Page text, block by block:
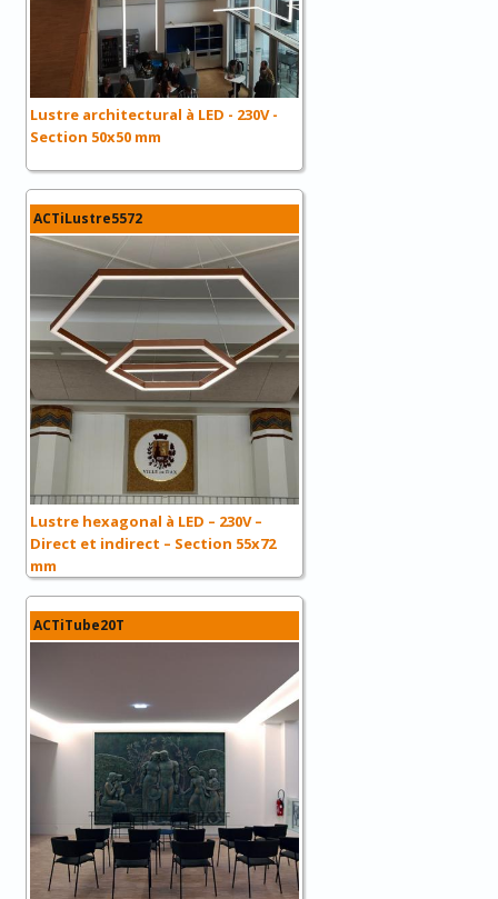
Lustre architectural à LED - 230V -
Section 50x50 mm
ACTiLustre5572
Lustre hexagonal à LED – 230V –
Direct et indirect – Section 55x72
mm
ACTiTube20T